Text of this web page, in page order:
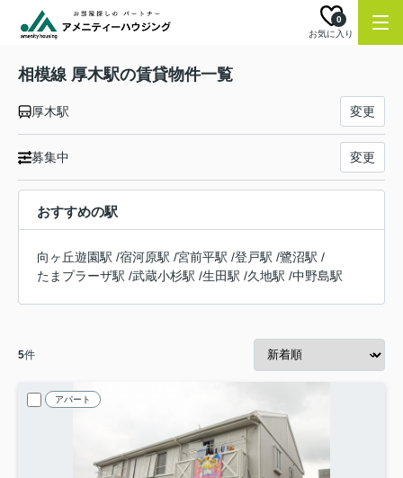
お気に入り
0
相模線 厚木駅の賃貸物件一覧
厚木駅 変更
募集中 変更
おすすめの駅
向ヶ丘遊園駅 /宿河原駅 /宮前平駅 /登戸駅 /鷺沼駅 /
たまプラーザ駅 /武蔵小杉駅 /生田駅 /久地駅 /中野島駅
5件
アパート